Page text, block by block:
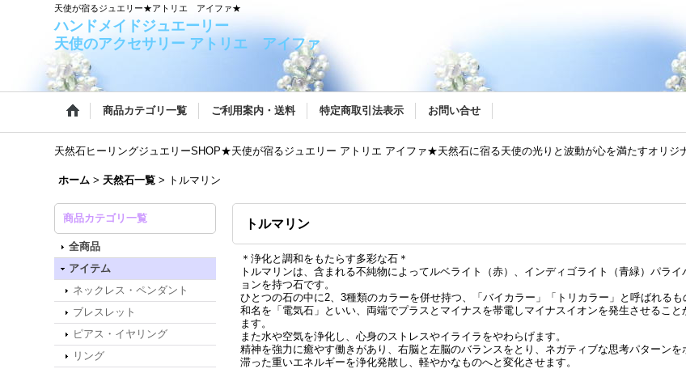
天使が宿るジュエリー★アトリエ アイファ★
ハンドメイドジュエーリー
天使のアクセサリー アトリエ アイファ
商品カテゴリ一覧 ご利用案内・送料 特定商取引法表示 お問い合せ
天然石ヒーリングジュエリーSHOP★天使が宿るジュエリー アトリエ アイファ★天然石に宿る天使の光りと波動が心を満たすオリジ
ホーム > 天然石一覧 > トルマリン
商品カテゴリ一覧
全商品
アイテム
ネックレス・ペンダント
ブレスレット
ピアス・イヤリング
リング
トルマリン
＊浄化と調和をもたらす多彩な石＊
トルマリンは、含まれる不純物によってルベライト（赤）、インディゴライト（青緑）パラ
ョンを持つ石です。
ひとつの石の中に2、3種類のカラーを併せ持つ、「バイカラー」「トリカラー」と呼ばれるも
和名を「電気石」といい、両端でプラスとマイナスを帯電しマイナスイオンを発生させるこ
ます。
また水や空気を浄化し、心身のストレスやイライラをやわらげます。
精神を強力に癒やす働きがあり、右脳と左脳のバランスをとり、ネガティブな思考パターンを
滞った重いエネルギーを浄化発散し、軽やかなものへと変化させます。